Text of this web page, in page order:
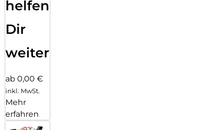
helfen
Dir
weiter
ab 0,00 €
inkl. MwSt.
Mehr
erfahren